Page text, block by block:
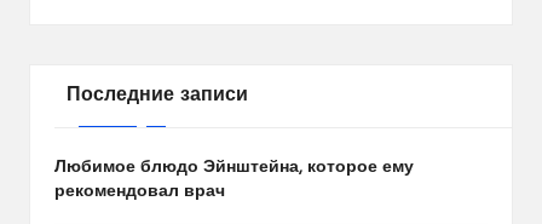
Последние записи
Любимое блюдо Эйнштейна, которое ему
рекомендовал врач